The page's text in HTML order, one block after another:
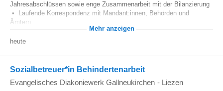
Jahresabschlüssen sowie enge Zusammenarbeit mit der Bilanzierung
• Laufende Korrespondenz mit Mandant:innen, Behörden und
Ämtern...
Mehr anzeigen
heute
Sozialbetreuer*in Behindertenarbeit
Evangelisches Diakoniewerk Gallneukirchen - Liezen